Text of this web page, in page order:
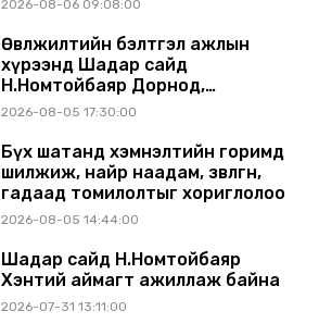
2026-08-06 09:08:00
Өвөлжилтийн бэлтгэл ажлын
хүрээнд Шадар сайд
Н.Номтойбаяр Дорнод,
Сүхбаатар аймагт ажиллав
2026-08-05 17:30:00
Бүх шатанд хэмнэлтийн горимд
шилжиж, найр наадам, зөвлөгөөн,
гадаад томилолтыг хориглолоо
2026-08-05 14:44:00
Шадар сайд Н.Номтойбаяр
Хэнтий аймагт ажиллаж байна
2026-07-31 13:11:00